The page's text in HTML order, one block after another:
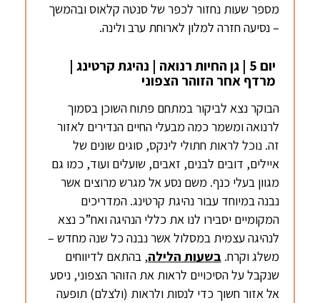
מספר שעות נחזור לכפר של סנטה קלאוס ובהמשך
– נסיעה חזרה למלון לארוחת ערב ולינה.
יום 5 | גן החיות רנואה | נהיגת קרטינג |
מרדף אחר הזוהר הצפוני
הבוקר נצא לביקור במתחם פתוח השוכן בסמוך
לרנואה ומשמר כמה מבעלי החיים הנדירים לאזור
זה. נוכל לראות חתולי לינקס, סוגים שונים של
איילים, דובים לבנים, זאבים, שועלים ועוד, כמו גם
מגוון בעלי כנף. משם נסע אל מגרש מרוצים אשר
נבנה במיוחד עבור נהיגת קרטינג. המדריכים
המקומיים יסבירו לנו את כללי הנהיגה ואח”כ נצא
לנהיגה עצמית במסלול אשר נבנה כל שנה מחדש –
משלג וקרח. בשעות הלילה, בהתאם לדיווחים
שנקבל על הסיכויים לראות את הזוהר הצפוני, ניסע
אל אזור חשוך כדי לנסות ולראות (ולצלם) תופעה